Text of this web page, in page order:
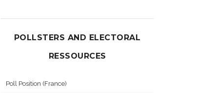
POLLSTERS AND ELECTORAL
RESSOURCES
Poll Position (France)